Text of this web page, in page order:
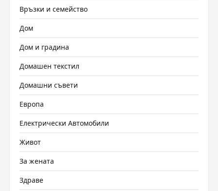
Връзки и семейство
Дом
Дом и градина
Домашен текстил
Домашни съвети
Европа
Електрически Автомобили
Живот
За жената
Здраве